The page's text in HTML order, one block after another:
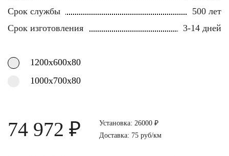
Срок службы
500 лет
Срок изготовления
3-14 дней
1200х600х80
1000х700х80
74 972 ₽
Установка: 26000 ₽
Доставка: 75 руб/км